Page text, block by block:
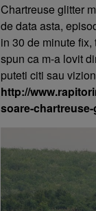
Chartreuse glitter
de data asta,
in 30 de minute
spun ca m-a lovit
puteti citi sau
http://
soare-